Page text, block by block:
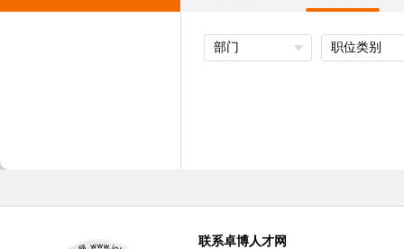
部门 职位类别
联系卓博人才网